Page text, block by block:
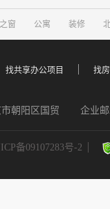
窗 公寓 装修
找共享办公项目 找
朝阳区国贸 企业
备09107283号-2